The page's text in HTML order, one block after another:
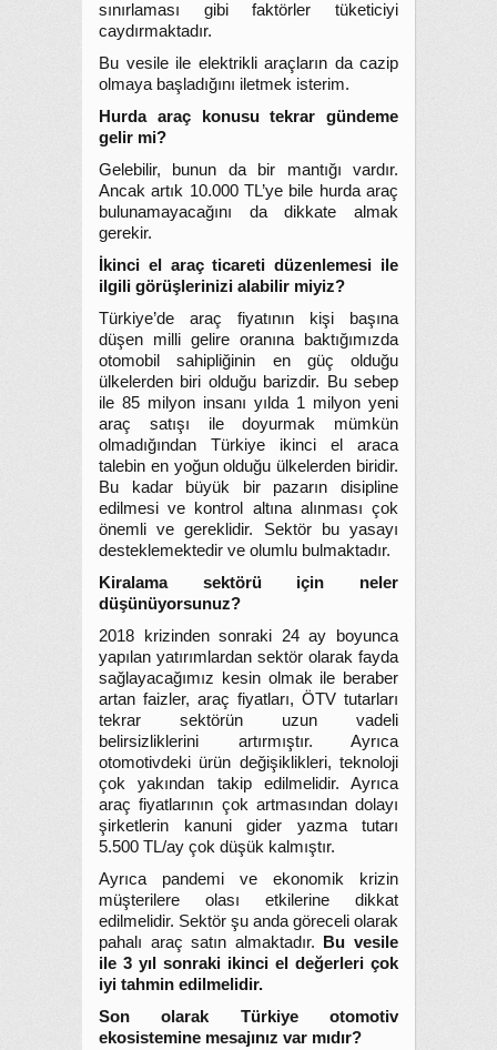
sınırlaması gibi faktörler tüketiciyi
caydırmaktadır.
Bu vesile ile elektrikli araçların da cazip
olmaya başladığını iletmek isterim.
Hurda araç konusu tekrar gündeme
gelir mi?
Gelebilir, bunun da bir mantığı vardır.
Ancak artık 10.000 TL’ye bile hurda araç
bulunamayacağını da dikkate almak
gerekir.
İkinci el araç ticareti düzenlemesi ile
ilgili görüşlerinizi alabilir miyiz?
Türkiye’de araç fiyatının kişi başına
düşen milli gelire oranına baktığımızda
otomobil sahipliğinin en güç olduğu
ülkelerden biri olduğu barizdir. Bu sebep
ile 85 milyon insanı yılda 1 milyon yeni
araç satışı ile doyurmak mümkün
olmadığından Türkiye ikinci el araca
talebin en yoğun olduğu ülkelerden biridir.
Bu kadar büyük bir pazarın disipline
edilmesi ve kontrol altına alınması çok
önemli ve gereklidir. Sektör bu yasayı
desteklemektedir ve olumlu bulmaktadır.
Kiralama sektörü için neler
düşünüyorsunuz?
2018 krizinden sonraki 24 ay boyunca
yapılan yatırımlardan sektör olarak fayda
sağlayacağımız kesin olmak ile beraber
artan faizler, araç fiyatları, ÖTV tutarları
tekrar sektörün uzun vadeli
belirsizliklerini artırmıştır. Ayrıca
otomotivdeki ürün değişiklikleri, teknoloji
çok yakından takip edilmelidir. Ayrıca
araç fiyatlarının çok artmasından dolayı
şirketlerin kanuni gider yazma tutarı
5.500 TL/ay çok düşük kalmıştır.
Ayrıca pandemi ve ekonomik krizin
müşterilere olası etkilerine dikkat
edilmelidir. Sektör şu anda göreceli olarak
pahalı araç satın almaktadır.
Bu vesile
ile 3 yıl sonraki ikinci el değerleri çok
iyi tahmin edilmelidir.
Son olarak Türkiye otomotiv
ekosistemine mesajınız var mıdır?